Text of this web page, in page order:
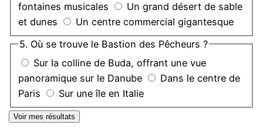
fontaines musicales
Un grand désert de sable
et dunes
Un centre commercial gigantesque
5. Où se trouve le Bastion des Pêcheurs ?
Sur la colline de Buda, offrant une vue
panoramique sur le Danube
Dans le centre de
Paris
Sur une île en Italie
Voir mes résultats